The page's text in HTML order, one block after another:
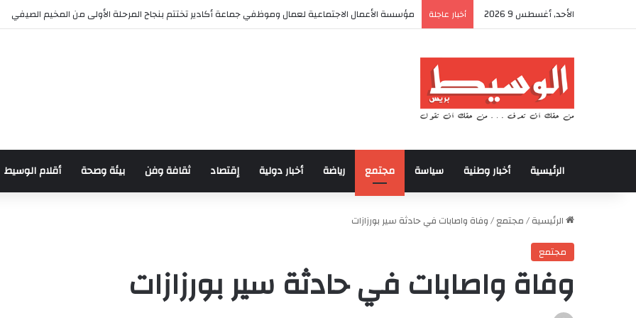
الأحد, أغسطس 9 2026 أخبار عاجلة أكادير تحتضن كأس العرش للدراجات بمناسبة الذكرى السابعة والعشرين لعيد العرش المجيد
الرئيسية أخبار وطنية سياسة مجتمع رياضة أخبار دولية إقتصاد ثقافة وفن بيئة وصحة أقلام الوسيط
الرئيسية/مجتمع/وفاة واصابات في حادثة سير بورزازات
مجتمع
وفاة واصابات في حادثة سير بورزازات